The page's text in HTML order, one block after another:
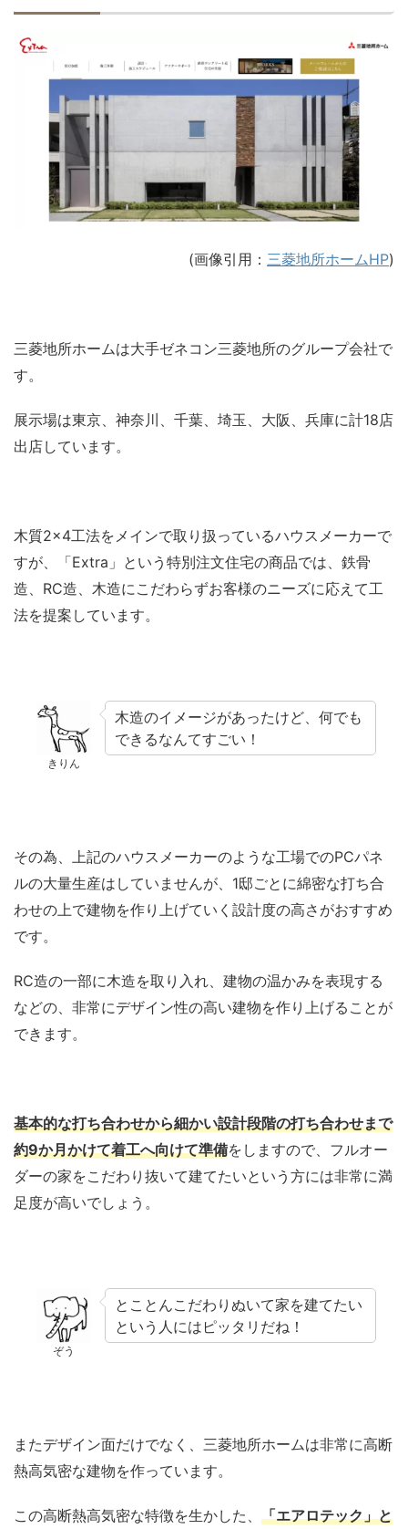
(画像引用： 三菱地所ホームHP)
三菱地所ホームは大手ゼネコン三菱地所のグループ会社で
す。
展示場は東京、神奈川、千葉、埼玉、大阪、兵庫に計18店
出店しています。
木質2×4工法をメインで取り扱っているハウスメーカーで
すが、「Extra」という特別注文住宅の商品では、鉄骨
造、RC造、木造にこだわらずお客様のニーズに応えて工
法を提案しています。
きりん
木造のイメージがあったけど、何でも
できるなんてすごい！
その為、上記のハウスメーカーのような工場でのPCパネ
ルの大量生産はしていませんが、1邸ごとに綿密な打ち合
わせの上で建物を作り上げていく設計度の高さがおすすめ
です。
RC造の一部に木造を取り入れ、建物の温かみを表現する
などの、非常にデザイン性の高い建物を作り上げることが
できます。
基本的な打ち合わせから細かい設計段階の打ち合わせまで
約9か月かけて着工へ向けて準備をしますので、フルオー
ダーの家をこだわり抜いて建てたいという方には非常に満
足度が高いでしょう。
ぞう
とことんこだわりぬいて家を建てたい
という人にはピッタリだね！
またデザイン面だけでなく、三菱地所ホームは非常に高断
熱高気密な建物を作っています。
この高断熱高気密な特徴を生かした、 「エアロテック」と